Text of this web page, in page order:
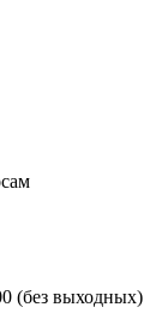
(без выходных)